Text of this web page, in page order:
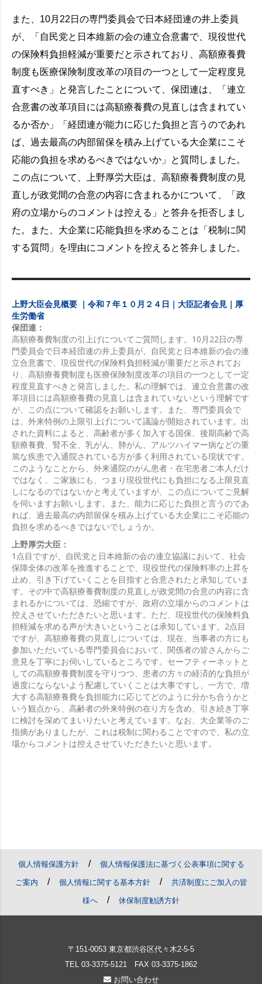
また、10月22日の専門委員会で日本経団連の井上委員
が、「自民党と日本維新の会の連立合意書で、現役世代
の保険料負担軽減が重要だと示されており、高額療養費
制度も医療保険制度改革の項目の一つとして一定程度見
直すべき」と発言したことについて、保団連は、「連立
合意書の改革項目には高額療養費の見直しは含まれてい
るか否か」「経団連が能力に応じた負担と言うのであれ
ば、過去最高の内部留保を積み上げている大企業にこそ
応能の負担を求めるべきではないか」と質問しました。
この点について、上野厚労大臣は、高額療養費制度の見
直しが政党間の合意の内容に含まれるかについて、「政
府の立場からのコメントは控える」と答弁を拒否しまし
た。また、大企業に応能負担を求めることは「税制に関
する質問」を理由にコメントを控えると答弁しました。
上野大臣会見概要 ｜令和７年１０月２４日｜大臣記者会見｜厚
生労働省
保団連：
高額療養費制度の引上げについてご質問します。10月22日の専
門委員会で日本経団連の井上委員が、自民党と日本維新の会の連
立合意書で、現役世代の保険料負担軽減が重要だと示されてお
り、高額療養費制度も医療保険制度改革の項目の一つとして一定
程度見直すべきと発言しました。私の理解では、連立合意書の改
革項目には高額療養費の見直しは含まれていないという理解です
が、この点について確認をお願いします。また、専門委員会で
は、外来特例の上限引上げについて議論が開始されています。出
された資料によると、高齢者が多く加入する国保、後期高齢で高
額療養費、腎不全、乳がん、肺がん、アルツハイマー病などの重
篤な疾患で入通院されている方が多く利用されている現状です。
このようなことから、外来通院のがん患者・在宅患者ご本人だけ
ではなく、ご家族にも、つまり現役世代にも負担になる上限見直
しになるのではないかと考えていますが、この点についてご見解
を伺いますお願いします。また、能力に応じた負担と言うのであ
れば、過去最高の内部留保を積み上げている大企業にこそ応能の
負担を求めるべきではないでしょうか。
上野厚労大臣：
1点目ですが、自民党と日本維新の会の連立協議において、社会
保障全体の改革を推進することで、現役世代の保険料率の上昇を
止め、引き下げていくことを目指すと合意されたと承知していま
す。その中で高額療養費制度の見直しが政党間の合意の内容に含
まれるかについては、恐縮ですが、政府の立場からのコメントは
控えさせていただきたいと思います。ただ、現役世代の保険料負
担軽減を求める声が大きいということは承知しています。2点目
ですが、高額療養費の見直しについては、現在、当事者の方にも
参加いただいている専門委員会において、関係者の皆さんからご
意見を丁寧にお伺いしているところです。セーフティーネットと
しての高額療養費制度を守りつつ、患者の方々の経済的な負担が
過度にならないよう配慮していくことは大事ですし、一方で、増
大する高額療養費を負担能力に応じてどのように分かち合うかと
いう観点から、高齢者の外来特例の在り方を含め、引き続き丁寧
に検討を深めてまいりたいと考えています。なお、大企業等のご
指摘がありましたが、これは税制に関わることですので、私の立
場からコメントは控えさせていただきたいと思います。
個人情報保護方針/ 個人情報保護法に基づく公表事項に関する
ご案内 / 個人情報に関する基本方針/ 共済制度にご加入の皆
様へ / 休保制度勧誘方針
〒151-0053 東京都渋谷区代々木2-5-5
TEL 03-3375-5121 FAX 03-3375-1862
お問い合わせ